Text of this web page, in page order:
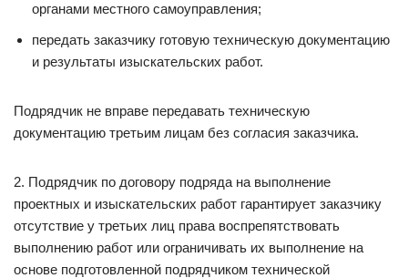
органами местного самоуправления;
передать заказчику готовую техническую документацию
и результаты изыскательских работ.
Подрядчик не вправе передавать техническую
документацию третьим лицам без согласия заказчика.
2. Подрядчик по договору подряда на выполнение
проектных и изыскательских работ гарантирует заказчику
отсутствие у третьих лиц права воспрепятствовать
выполнению работ или ограничивать их выполнение на
основе подготовленной подрядчиком технической